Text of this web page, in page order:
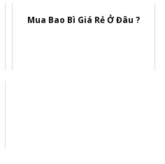
Mua Bao Bì Giá Rẻ Ở Đâu ?